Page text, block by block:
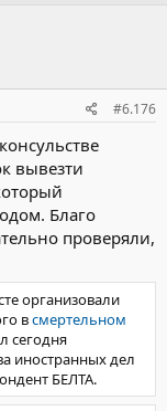
#6.176
вывезти
Благо
проверяли,
организовали
всмертельном
сегодня
иностранных дел
БЕЛТА.